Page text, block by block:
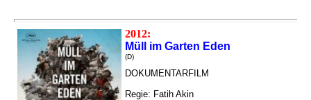
2012:
Müll im Garten Eden
(D)
DOKUMENTARFILM
Regie: Fatih Akin